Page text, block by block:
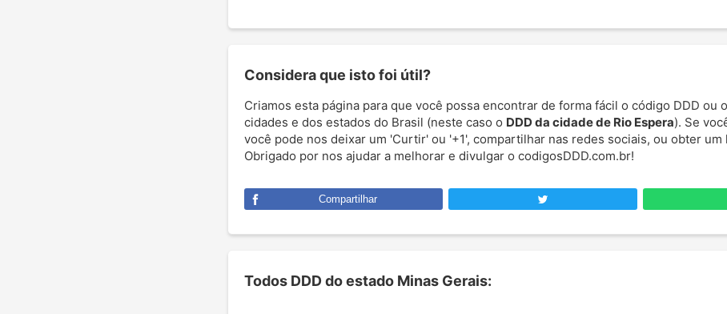
Considera que isto foi útil?
Criamos esta página para que você possa encontrar de forma fácil o código DDD ou
cidades e dos estados do Brasil (neste caso o DDD da cidade de Rio Espera). Se
você pode nos deixar um 'Curtir' ou '+1', compartilhar nas redes sociais, ou obter um
Obrigado por nos ajudar a melhorar e divulgar o codigosDDD.com.br!
Compartilhar
Todos DDD do estado Minas Gerais: